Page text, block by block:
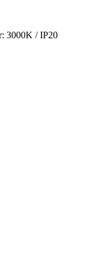
3000K / IP20